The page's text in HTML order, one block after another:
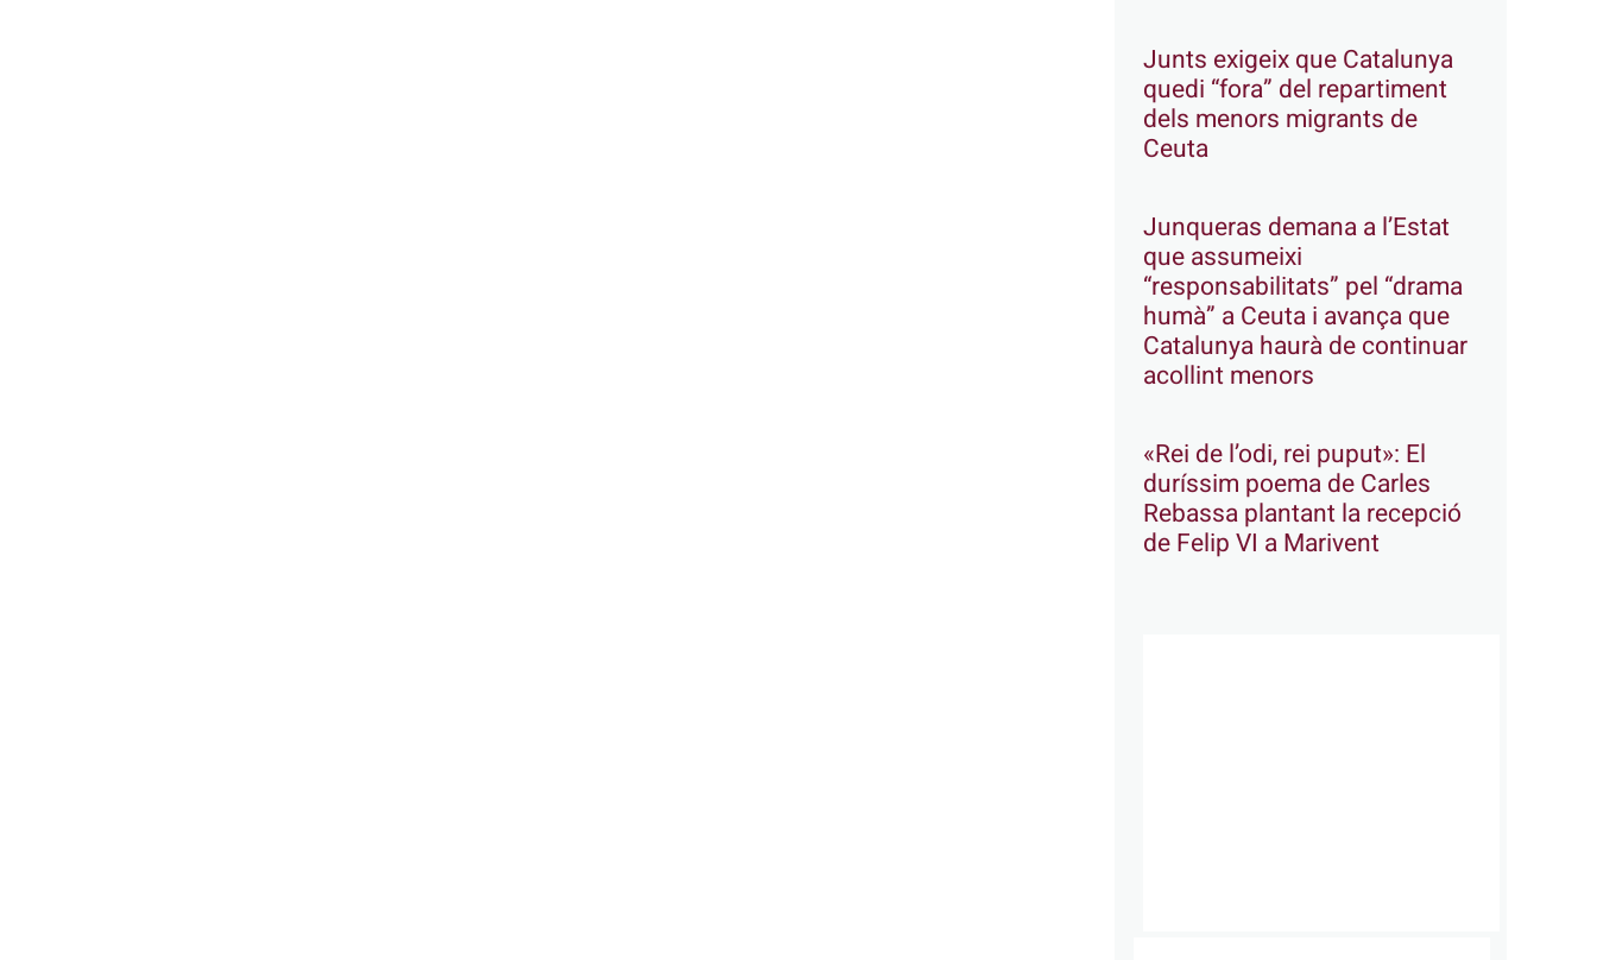
Junts exigeix que Catalunya
quedi “fora” del repartiment
dels menors migrants de
Ceuta
Junqueras demana a l’Estat
que assumeixi
“responsabilitats” pel “drama
humà” a Ceuta i avança que
Catalunya haurà de continuar
acollint menors
«Rei de l’odi, rei puput»: El
duríssim poema de Carles
Rebassa plantant la recepció
de Felip VI a Marivent